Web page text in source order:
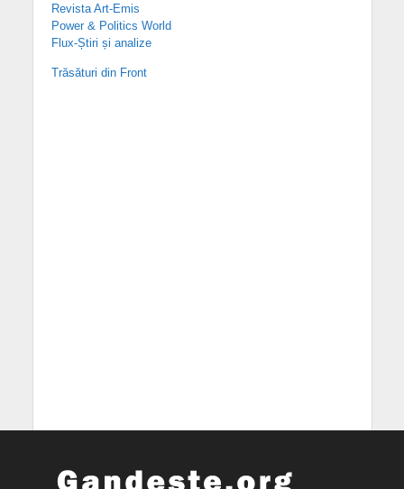
Revista Art-Emis
Power & Politics World
Flux-Știri și analize
Trăsături din Front